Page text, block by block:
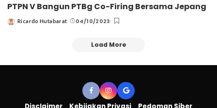
PTPN V Bangun PTBg Co-Firing Bersama Jepang
Posted
Ricardo Hutabarat 04/10/2023
Load More